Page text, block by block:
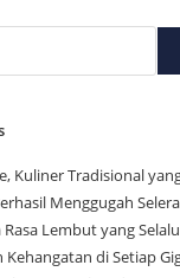
Kuliner Tradisional
Menggugah Selera
Rasa Lembut yang
di Setiap